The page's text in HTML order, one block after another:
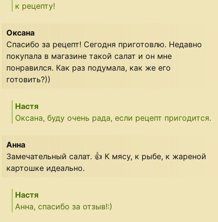
к рецепту!
Оксана
Спасибо за рецепт! Сегодня приготовлю. Недавно
покупала в магазине такой салат и он мне
понравился. Как раз подумала, как же его
готовить?))
Настя
Оксана, буду очень рада, если рецепт пригодится.
Анна
Замечательный салат. 👍 К мясу, к рыбе, к жареной
картошке идеально.
Настя
Анна, спасибо за отзыв!:)